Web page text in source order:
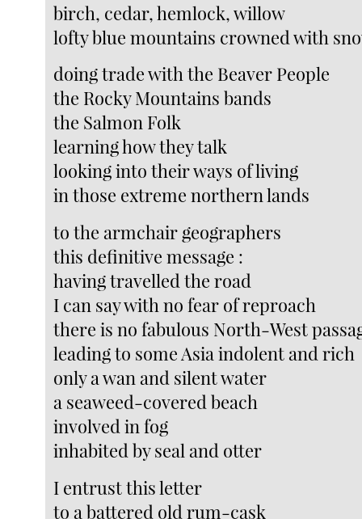
birch, cedar, hemlock, willow
lofty blue mountains crowned with
doing trade with the Beaver People
the Rocky Mountains bands
the Salmon Folk
learning how they talk
looking into their ways of living
in those extreme northern lands
to the armchair geographers
this definitive message :
having travelled the road
I can say with no fear of reproach
there is no fabulous North-West
leading to some Asia indolent and rich
only a wan and silent water
a seaweed-covered beach
involved in fog
inhabited by seal and otter
I entrust this letter
to a battered old rum-cask